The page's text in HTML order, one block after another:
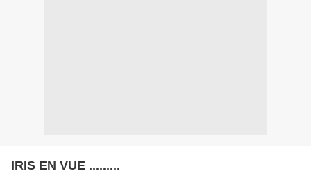
IRIS EN VUE .........